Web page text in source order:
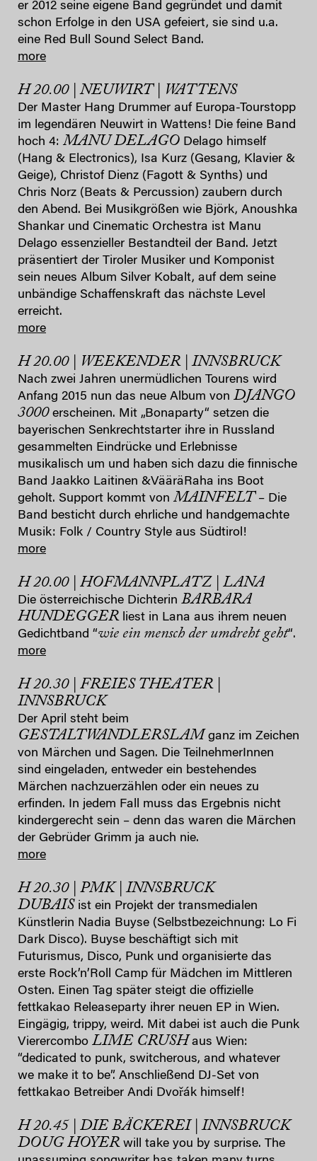
er 2012 seine eigene Band gegründet und damit
schon Erfolge in den USA gefeiert, sie sind u.a.
eine Red Bull Sound Select Band.
more
H 20.00 | NEUWIRT | WATTENS
Der Master Hang Drummer auf Europa-Tourstopp
im legendären Neuwirt in Wattens! Die feine Band
hoch 4: MANU DELAGO Delago himself
(Hang & Electronics), Isa Kurz (Gesang, Klavier &
Geige), Christof Dienz (Fagott & Synths) und
Chris Norz (Beats & Percussion) zaubern durch
den Abend. Bei Musikgrößen wie Björk, Anoushka
Shankar und Cinematic Orchestra ist Manu
Delago essenzieller Bestandteil der Band. Jetzt
präsentiert der Tiroler Musiker und Komponist
sein neues Album Silver Kobalt, auf dem seine
unbändige Schaffenskraft das nächste Level
erreicht.
more
H 20.00 | WEEKENDER | INNSBRUCK
Nach zwei Jahren unermüdlichen Tourens wird
Anfang 2015 nun das neue Album von DJANGO
3000erscheinen. Mit „Bonaparty“ setzen die
bayerischen Senkrechtstarter ihre in Russland
gesammelten Eindrücke und Erlebnisse
musikalisch um und haben sich dazu die finnische
Band Jaakko Laitinen &VääräRaha ins Boot
geholt. Support kommt von MAINFELT– Die
Band besticht durch ehrliche und handgemachte
Musik: Folk / Country Style aus Südtirol!
more
H 20.00 | HOFMANNPLATZ | LANA
Die österreichische Dichterin BARBARA
HUNDEGGERliest in Lana aus ihrem neuen
Gedichtband “wie ein mensch der umdreht geht“.
more
H 20.30 | FREIES THEATER |
INNSBRUCK
Der April steht beim
GESTALTWANDLERSLAM ganz im Zeichen
von Märchen und Sagen. Die TeilnehmerInnen
sind eingeladen, entweder ein bestehendes
Märchen nachzuerzählen oder ein neues zu
erfinden. In jedem Fall muss das Ergebnis nicht
kindergerecht sein – denn das waren die Märchen
der Gebrüder Grimm ja auch nie.
more
H 20.30 | PMK | INNSBRUCK
DUBAIS ist ein Projekt der transmedialen
Künstlerin Nadia Buyse (Selbstbezeichnung: Lo Fi
Dark Disco). Buyse beschäftigt sich mit
Futurismus, Disco, Punk und organisierte das
erste Rock’n’Roll Camp für Mädchen im Mittleren
Osten. Einen Tag später steigt die offizielle
fettkakao Releaseparty ihrer neuen EP in Wien.
Eingägig, trippy, weird. Mit dabei ist auch die Punk
Vierercombo LIME CRUSH aus Wien:
“dedicated to punk, switcherous, and whatever
we make it to be”. Anschließend DJ-Set von
fettkakao Betreiber Andi Dvořák himself!
H 20.45 | DIE BÄCKEREI | INNSBRUCK
DOUG HOYERwill take you by surprise. The